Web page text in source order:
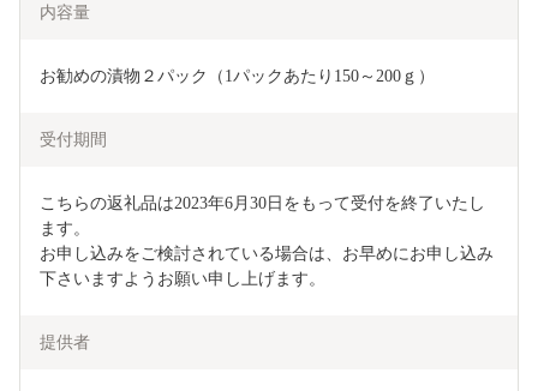
内容量
お勧めの漬物２パック（1パックあたり150～200ｇ）
受付期間
こちらの返礼品は2023年6月30日をもって受付を終了いたし
ます。
お申し込みをご検討されている場合は、お早めにお申し込み
下さいますようお願い申し上げます。
提供者